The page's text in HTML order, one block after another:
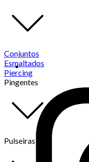
Conjuntos
Esmaltados
Piercing
Pingentes
Pulseiras